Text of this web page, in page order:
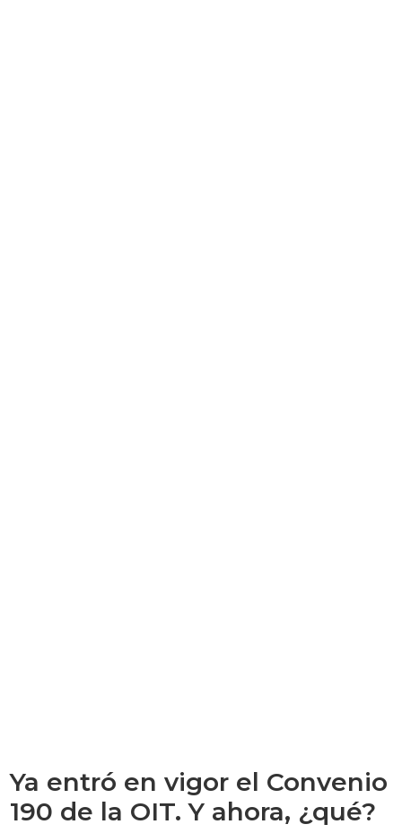
Ya entró en vigor el Convenio
190 de la OIT. Y ahora, ¿qué?